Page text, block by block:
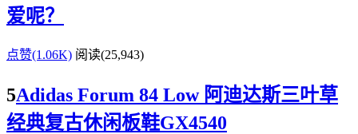
爱呢？
点赞(1.06K) 阅读(25,943)
5Adidas Forum 84 Low 阿迪达斯三叶草
经典复古休闲板鞋GX4540